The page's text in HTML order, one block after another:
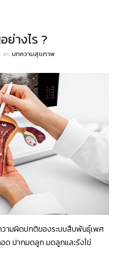
างไร ?
in บทความสุขภาพ
วามผิดปกติของระบบสืบพันธุ์เพศ
ปากมดลูก มดลูกและรังไข่